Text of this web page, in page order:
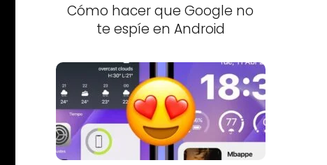
Cómo hacer que Google no
te espíe en Android